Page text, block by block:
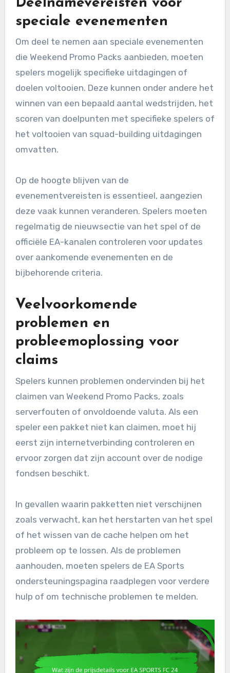
Deelnamevereisten voor
speciale evenementen
Om deel te nemen aan speciale evenementen
die Weekend Promo Packs aanbieden, moeten
spelers mogelijk specifieke uitdagingen of
doelen voltooien. Deze kunnen onder andere het
winnen van een bepaald aantal wedstrijden, het
scoren van doelpunten met specifieke spelers of
het voltooien van squad-building uitdagingen
omvatten.
Op de hoogte blijven van de
evenementvereisten is essentieel, aangezien
deze vaak kunnen veranderen. Spelers moeten
regelmatig de nieuwsectie van het spel of de
officiële EA-kanalen controleren voor updates
over aankomende evenementen en de
bijbehorende criteria.
Veelvoorkomende
problemen en
probleemoplossing voor
claims
Spelers kunnen problemen ondervinden bij het
claimen van Weekend Promo Packs, zoals
serverfouten of onvoldoende valuta. Als een
speler een pakket niet kan claimen, moet hij
eerst zijn internetverbinding controleren en
ervoor zorgen dat zijn account over de nodige
fondsen beschikt.
In gevallen waarin pakketten niet verschijnen
zoals verwacht, kan het herstarten van het spel
of het wissen van de cache helpen om het
probleem op te lossen. Als de problemen
aanhouden, moeten spelers de EA Sports
ondersteuningspagina raadplegen voor verdere
hulp of om technische problemen te melden.